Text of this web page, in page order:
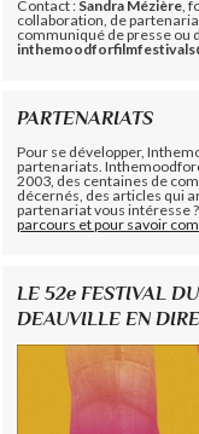
Contact : Sandra Mézière ,
collaboration, de
communiqué de presse ou
PARTENARIATS
Pour se développer,
partenariats.
2003, des centaines de
décernés, des articles qui
partenariat vous intéresse
parcours et pour savoir
LE 52e FESTIVAL
DEAUVILLE EN